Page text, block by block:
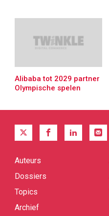
Alibaba tot 2029 partner
Olympische spelen
Quick
Auteurs
Dossiers
Topics
Archief